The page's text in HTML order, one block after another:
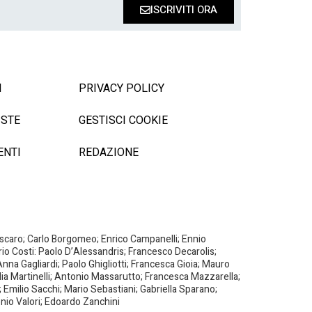
ISCRIVITI ORA
PRIVACY POLICY
GESTISCI COOKIE
REDAZIONE
Carlo Borgomeo; Enrico Campanelli; Ennio
Costi: Paolo D’Alessandris; Francesco Decarolis;
Gagliardi; Paolo Ghigliotti; Francesca Gioia; Mauro
Martinelli; Antonio Massarutto; Francesca Mazzarella;
Sacchi; Mario Sebastiani; Gabriella Sparano;
Valori; Edoardo Zanchini